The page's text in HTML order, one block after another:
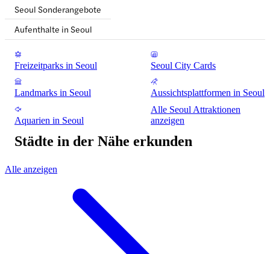
Seoul Sonderangebote
Aufenthalte in Seoul
Freizeitparks in Seoul Seoul City Cards
Landmarks in Seoul Aussichtsplattformen in Seoul
Aquarien in Seoul
Alle Seoul Attraktionen
anzeigen
Städte in der Nähe erkunden
Alle anzeigen